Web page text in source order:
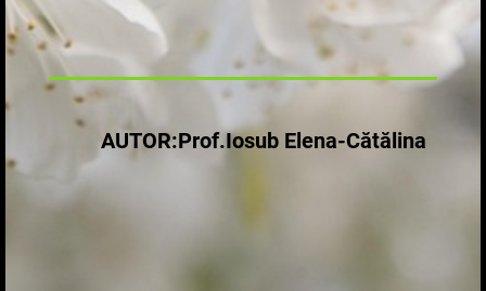
AUTOR:Prof.Iosub Elena-Cătălina